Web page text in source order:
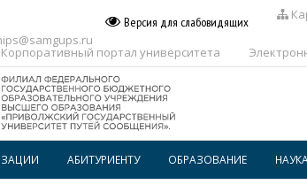
Версия для слабовидящих
Корпоративный портал университета
АБИТУРИЕНТУ ОБРАЗОВАНИЕ НАУКА